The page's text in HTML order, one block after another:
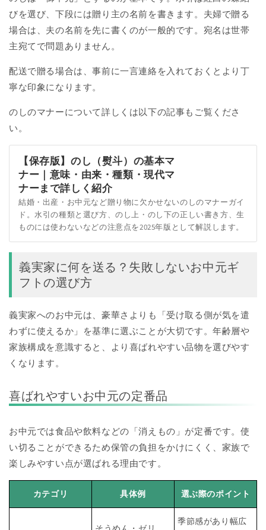
びを選び、下段には贈り主の名前を書きます。夫婦で贈る
場合は、夫の名前を先に書くのが一般的です。宛名は世帯
主宛てで問題ありません。
配送で贈る場合は、事前に一言連絡を入れておくとより丁
寧な印象になります。
のしのマナーについて詳しくは以下の記事もご覧くださ
い。
【保存版】のし（熨斗）の基本マ
ナー｜意味・由来・種類・現代マ
ナーまで詳しく紹介
結婚・出産・お中元など贈り物に欠かせないのしのマナーガイ
ド。水引の種類と選び方、のし上・のし下の正しい書き方、生
ものには使わないなどの注意点を2025年版として解説します。
義実家に何を送る？失敗しないお中元ギ
フトの選び方
義実家へのお中元は、豪華さよりも「受け取る側が気を遣
わずに使えるか」を基準に選ぶことが大切です。年齢層や
家族構成を意識すると、より喜ばれやすい品物を選びやす
くなります。
喜ばれやすいお中元の定番品
お中元では食品や飲料などの「消えもの」が定番です。使
い切ることができるため保管の負担をかけにくく、家族で
楽しみやすい点が選ばれる理由です。
カテゴリ 具体例 選ぶ際のポイント
季節感があり幅広